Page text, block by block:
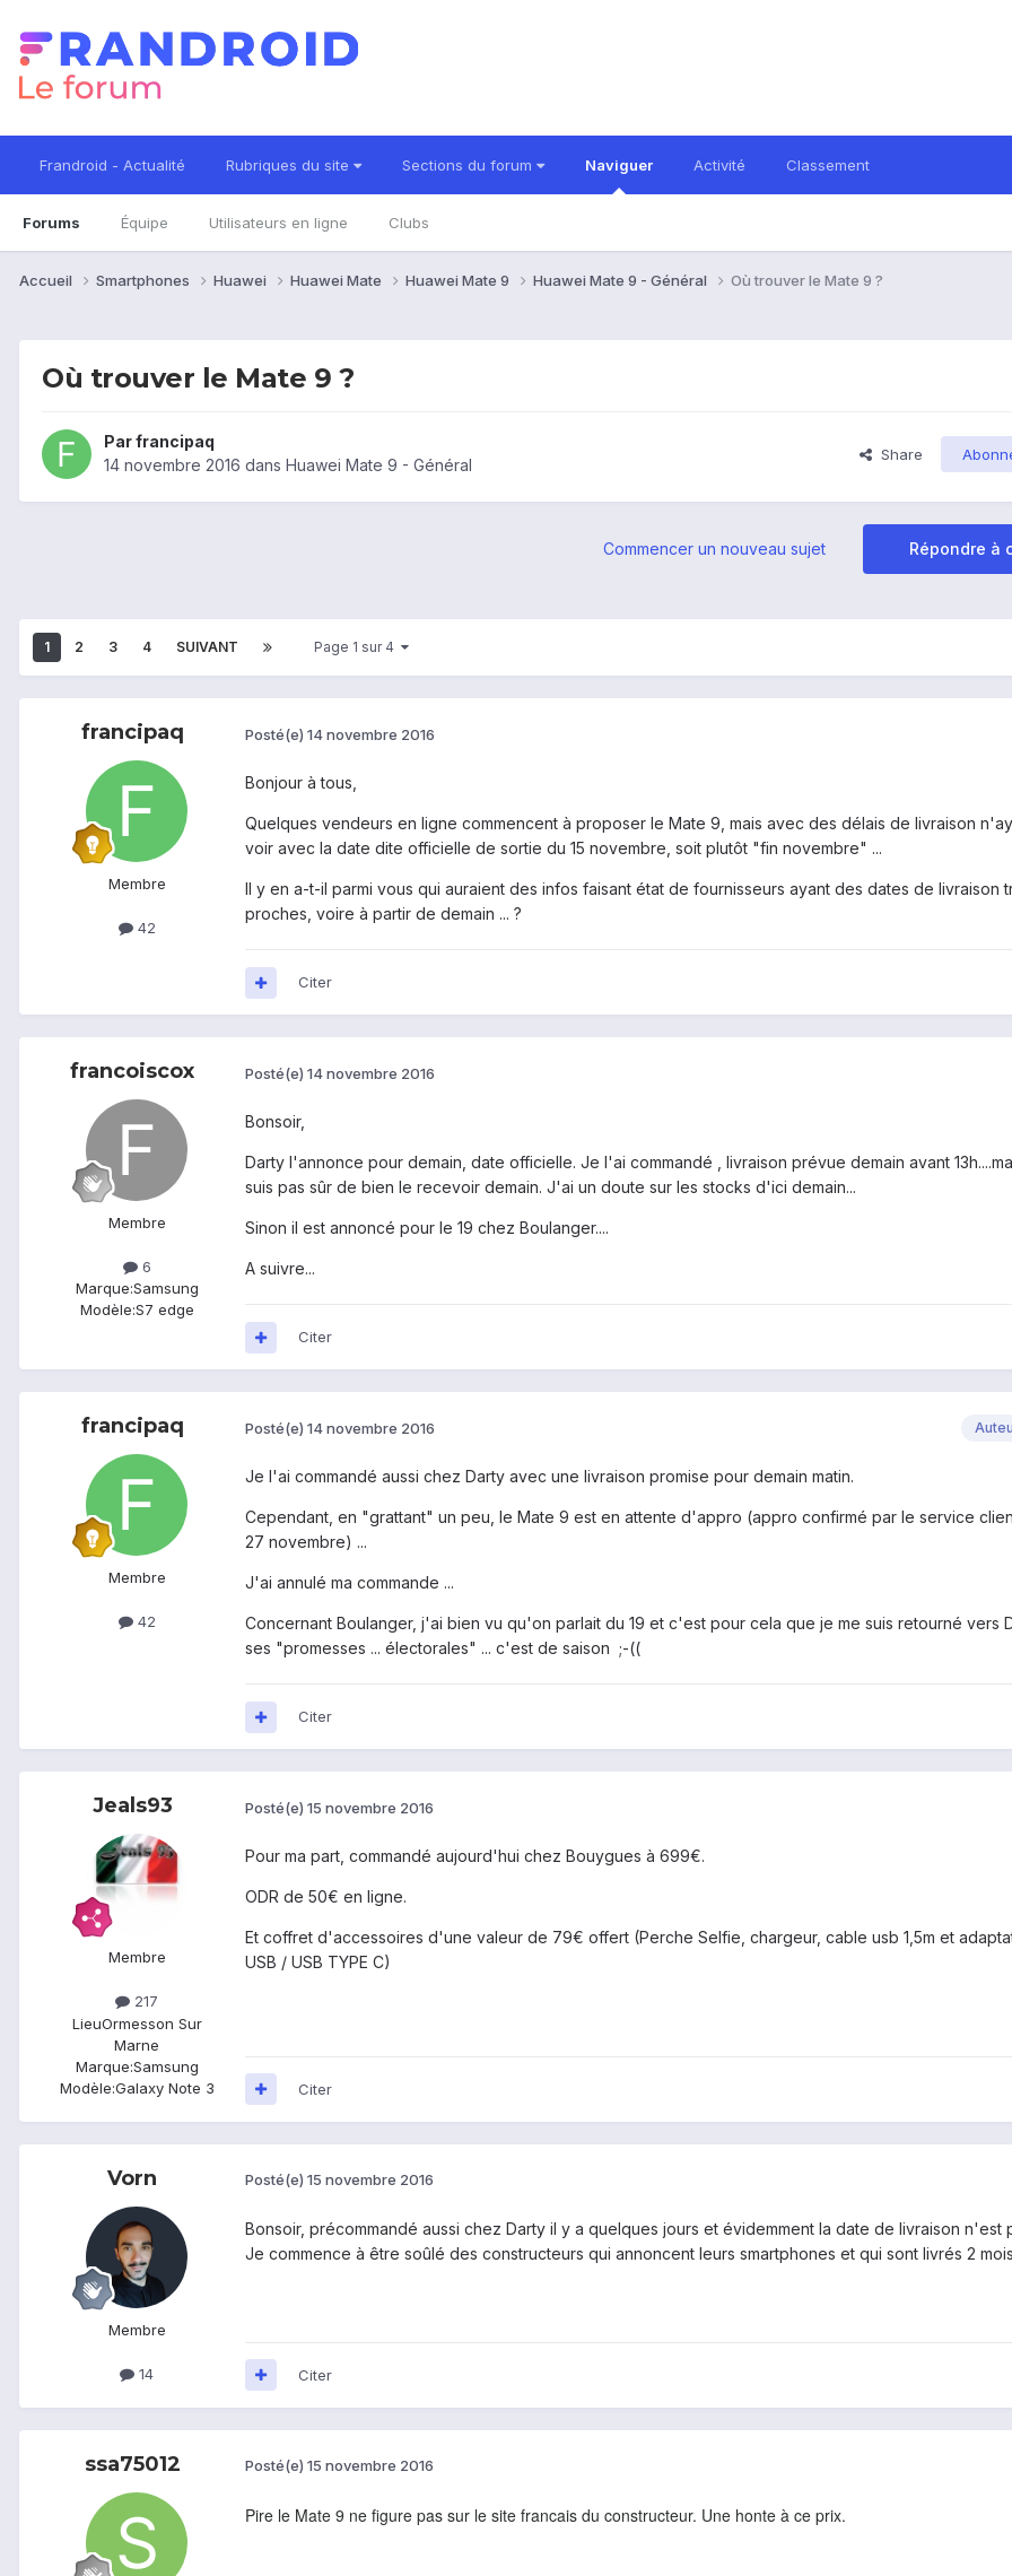
Frandroid - Actualité Rubriques du site Sections du forum Naviguer
Forums Équipe Utilisateurs en ligne Clubs
Activité Classement
Accueil Smartphones Huawei Huawei Mate Huawei Mate 9 Huawei Mate 9 - Général Où trouver le Mate 9 ?
Où trouver le Mate 9 ?
Parfrancipaq
14 novembre 2016 dans Huawei Mate 9 - Général
Share
Répondre à
Commencer un nouveau sujet
1 2 3 4 SUIVANT Page 1 sur 4
francipaq
Membre
42
Posté(e) 14 novembre 2016
Bonjour à tous,
Quelques vendeurs en ligne commencent à proposer le Mate 9, mais avec des délais de livraison
voir avec la date dite officielle de sortie du 15 novembre, soit plutôt "fin novembre" ...
Il y en a-t-il parmi vous qui auraient des infos faisant état de fournisseurs ayant des dates de livraison
proches, voire à partir de demain ... ?
Citer
francoiscox
Membre
6
Marque:Samsung
Modèle:S7 edge
Posté(e) 14 novembre 2016
Bonsoir,
Darty l'annonce pour demain, date officielle. Je l'ai commandé , livraison prévue demain avant
suis pas sûr de bien le recevoir demain. J'ai un doute sur les stocks d'ici demain...
Sinon il est annoncé pour le 19 chez Boulanger....
A suivre...
Citer
francipaq
Membre
42
Posté(e) 14 novembre 2016
Je l'ai commandé aussi chez Darty avec une livraison promise pour demain matin.
Cependant, en "grattant" un peu, le Mate 9 est en attente d'appro (appro confirmé par le service
27 novembre) ...
J'ai annulé ma commande ...
Concernant Boulanger, j'ai bien vu qu'on parlait du 19 et c'est pour cela que je me suis retourné vers
ses "promesses ... électorales" ... c'est de saison ;-((
Citer
Jeals93
Membre
217
LieuOrmesson Sur
Marne
Marque:Samsung
Modèle:Galaxy Note 3
Posté(e) 15 novembre 2016
Pour ma part, commandé aujourd'hui chez Bouygues à 699€.
ODR de 50€ en ligne.
Et coffret d'accessoires d'une valeur de 79€ offert (Perche Selfie, chargeur, cable usb 1,5m et
USB / USB TYPE C)
Citer
Vorn
Membre
14
Posté(e) 15 novembre 2016
Bonsoir, précommandé aussi chez Darty il y a quelques jours et évidemment la date de livraison n'est
Je commence à être soûlé des constructeurs qui annoncent leurs smartphones et qui sont livrés 2
Citer
ssa75012 Posté(e) 15 novembre 2016
Pire le Mate 9 ne figure pas sur le site francais du constructeur. Une honte à ce prix.